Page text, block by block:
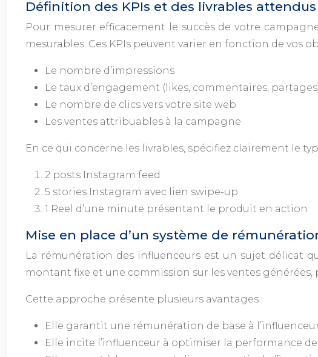
Définition des KPIs et des livrables
Pour mesurer efficacement le succès de votre
mesurables. Ces KPIs peuvent varier en fonction de vos
Le nombre d’impressions
Le taux d’engagement (likes, commentaires,
Le nombre de clics vers votre site web
Les ventes attribuables à la campagne
En ce qui concerne les livrables, spécifiez clairement le
2 posts Instagram feed
5 stories Instagram avec lien swipe-up
1 Reel d’une minute présentant le produit en action
Mise en place d’un système de
La rémunération des influenceurs est un sujet délicat
montant fixe et une commission sur les ventes
Cette approche présente plusieurs avantages :
Elle garantit une rémunération de base à
Elle incite l’influenceur à optimiser la performance